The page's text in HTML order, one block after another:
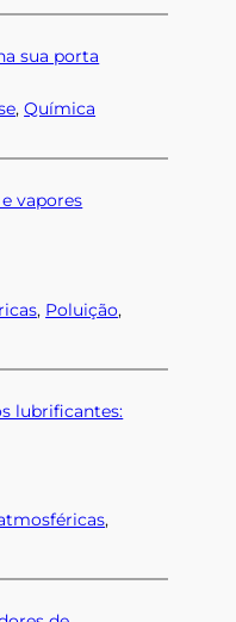
sua porta
, Química
vapores
, Poluição
lubrificantes: